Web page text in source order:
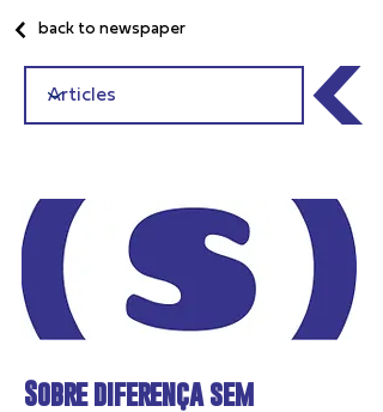
back to newspaper
Sobre diferença sem